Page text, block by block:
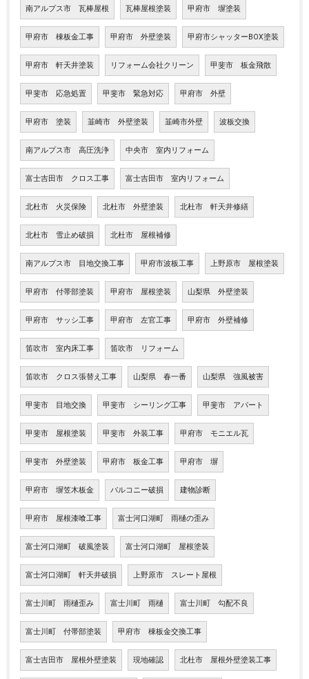
南アルプス市 瓦棒屋根 瓦棒屋根塗装 甲府市 塀塗装
甲府市 棟板金工事 甲府市 外壁塗装 甲府市シャッターBOX塗装
甲府市 軒天井塗装 リフォーム会社クリーン 甲斐市 板金飛散
甲斐市 応急処置 甲斐市 緊急対応 甲府市 外壁
甲府市 塗装 韮崎市 外壁塗装 韮崎市外壁 波板交換
南アルプス市 高圧洗浄 中央市 室内リフォーム
富士吉田市 クロス工事 富士吉田市 室内リフォーム
北杜市 火災保険 北杜市 外壁塗装 北杜市 軒天井修繕
北杜市 雪止め破損 北杜市 屋根補修
南アルプス市 目地交換工事 甲府市波板工事 上野原市 屋根塗装
甲府市 付帯部塗装 甲府市 屋根塗装 山梨県 外壁塗装
甲府市 サッシ工事 甲府市 左官工事 甲府市 外壁補修
笛吹市 室内床工事 笛吹市 リフォーム
笛吹市 クロス張替え工事 山梨県 春一番 山梨県 強風被害
甲斐市 目地交換 甲斐市 シーリング工事 甲斐市 アパート
甲斐市 屋根塗装 甲斐市 外装工事 甲府市 モニエル瓦
甲斐市 外壁塗装 甲府市 板金工事 甲府市 塀
甲府市 塀笠木板金 バルコニー破損 建物診断
甲府市 屋根漆喰工事 富士河口湖町 雨樋の歪み
富士河口湖町 破風塗装 富士河口湖町 屋根塗装
富士河口湖町 軒天井破損 上野原市 スレート屋根
富士川町 雨樋歪み 富士川町 雨樋 富士川町 勾配不良
富士川町 付帯部塗装 甲府市 棟板金交換工事
富士吉田市 屋根外壁塗装 現地確認 北杜市 屋根外壁塗装工事